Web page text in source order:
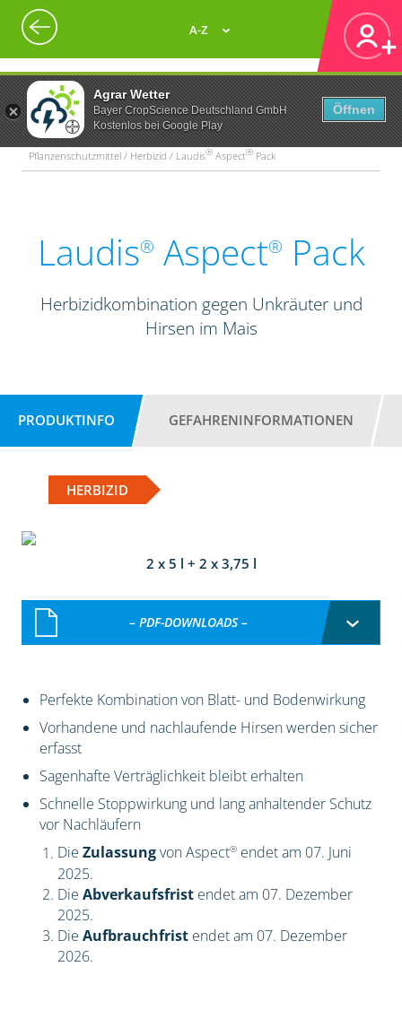
Agrar Wetter
Bayer CropScience Deutschland GmbH
Kostenlos bei Google Play
Öffnen
A-Z
Pflanzenschutzmittel / Herbizid / Laudis® Aspect® Pack
Laudis® Aspect® Pack
Herbizidkombination gegen Unkräuter und
Hirsen im Mais
PRODUKTINFO GEFAHRENINFORMATIONEN
HERBIZID
2 x 5 l + 2 x 3,75 l
– PDF-DOWNLOADS –
Perfekte Kombination von Blatt- und Bodenwirkung
Vorhandene und nachlaufende Hirsen werden sicher
erfasst
Sagenhafte Verträglichkeit bleibt erhalten
Schnelle Stoppwirkung und lang anhaltender Schutz
vor Nachläufern
Die Zulassungvon Aspect®endet am 07. Juni
2025.
Die Abverkaufsfrist endet am 07. Dezember
2025.
Die Aufbrauchfrist endet am 07. Dezember
2026.